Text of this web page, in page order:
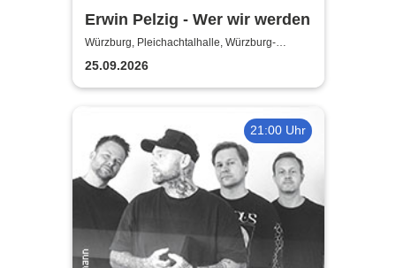
Erwin Pelzig - Wer wir werden
Würzburg, Pleichachtalhalle, Würzburg-
Versbach
25.09.2026
21:00 Uhr